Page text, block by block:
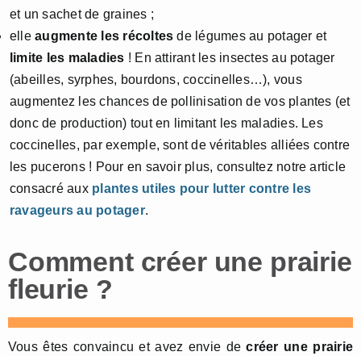
et un sachet de graines ;
elleaugmente les récoltes de légumes au potager et
limite les maladies ! En attirant les insectes au potager
(abeilles, syrphes, bourdons, coccinelles…), vous
augmentez les chances de pollinisation de vos plantes (et
donc de production) tout en limitant les maladies. Les
coccinelles, par exemple, sont de véritables alliées contre
les pucerons ! Pour en savoir plus, consultez notre article
consacré aux plantes utiles pour lutter contre les
ravageurs au potager.
Comment créer une prairie
fleurie ?
Vous êtes convaincu et avez envie de créer une prairie